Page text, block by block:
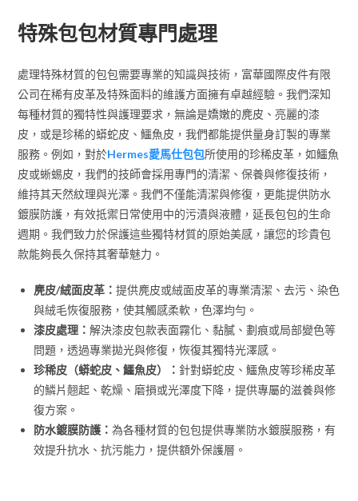
特殊包包材質專門處理
處理特殊材質的包包需要專業的知識與技術，富華國際皮件有限
公司在稀有皮革及特殊面料的維護方面擁有卓越經驗。我們深知
每種材質的獨特性與護理要求，無論是嬌嫩的麂皮、亮麗的漆
皮，或是珍稀的蟒蛇皮、鱷魚皮，我們都能提供量身訂製的專業
服務。例如，對於Hermes愛馬仕包包所使用的珍稀皮革，如鱷魚
皮或蜥蜴皮，我們的技師會採用專門的清潔、保養與修復技術，
維持其天然紋理與光澤。我們不僅能清潔與修復，更能提供防水
鍍膜防護，有效抵禦日常使用中的污漬與液體，延長包包的生命
週期。我們致力於保護這些獨特材質的原始美感，讓您的珍貴包
款能夠長久保持其奢華魅力。
麂皮/絨面皮革：提供麂皮或絨面皮革的專業清潔、去污、染色
與絨毛恢復服務，使其觸感柔軟，色澤均勻。
漆皮處理：解決漆皮包款表面霧化、黏膩、劃痕或局部變色等
問題，透過專業拋光與修復，恢復其獨特光澤感。
珍稀皮（蟒蛇皮、鱷魚皮）： 針對蟒蛇皮、鱷魚皮等珍稀皮革
的鱗片翹起、乾燥、磨損或光澤度下降，提供專屬的滋養與修
復方案。
防水鍍膜防護：為各種材質的包包提供專業防水鍍膜服務，有
效提升抗水、抗污能力，提供額外保護層。